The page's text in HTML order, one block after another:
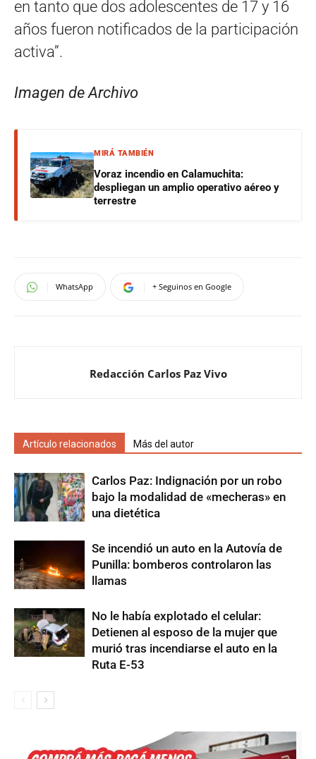
en tanto que dos adolescentes de 17 y 16
años fueron notificados de la participación
activa”.
Imagen de Archivo
MIRÁ TAMBIÉN
Voraz incendio en Calamuchita:
despliegan un amplio operativo aéreo y
terrestre
WhatsApp + Seguinos en Google
Redacción Carlos Paz Vivo
Artículo relacionados Más del autor
Carlos Paz: Indignación por un robo
bajo la modalidad de «mecheras» en
una dietética
Se incendió un auto en la Autovía de
Punilla: bomberos controlaron las
llamas
No le había explotado el celular:
Detienen al esposo de la mujer que
murió tras incendiarse el auto en la
Ruta E-53